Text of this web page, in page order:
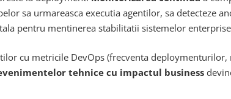
sa urmareasca executia agentilor, sa detecteze
pentru mentinerea stabilitatii sistemelor
cu metricile DevOps (frecventa
tehnice cu impactul business